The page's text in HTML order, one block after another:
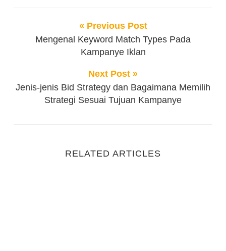
« Previous Post
Mengenal Keyword Match Types Pada
Kampanye Iklan
Next Post »
Jenis-jenis Bid Strategy dan Bagaimana Memilih
Strategi Sesuai Tujuan Kampanye
RELATED ARTICLES